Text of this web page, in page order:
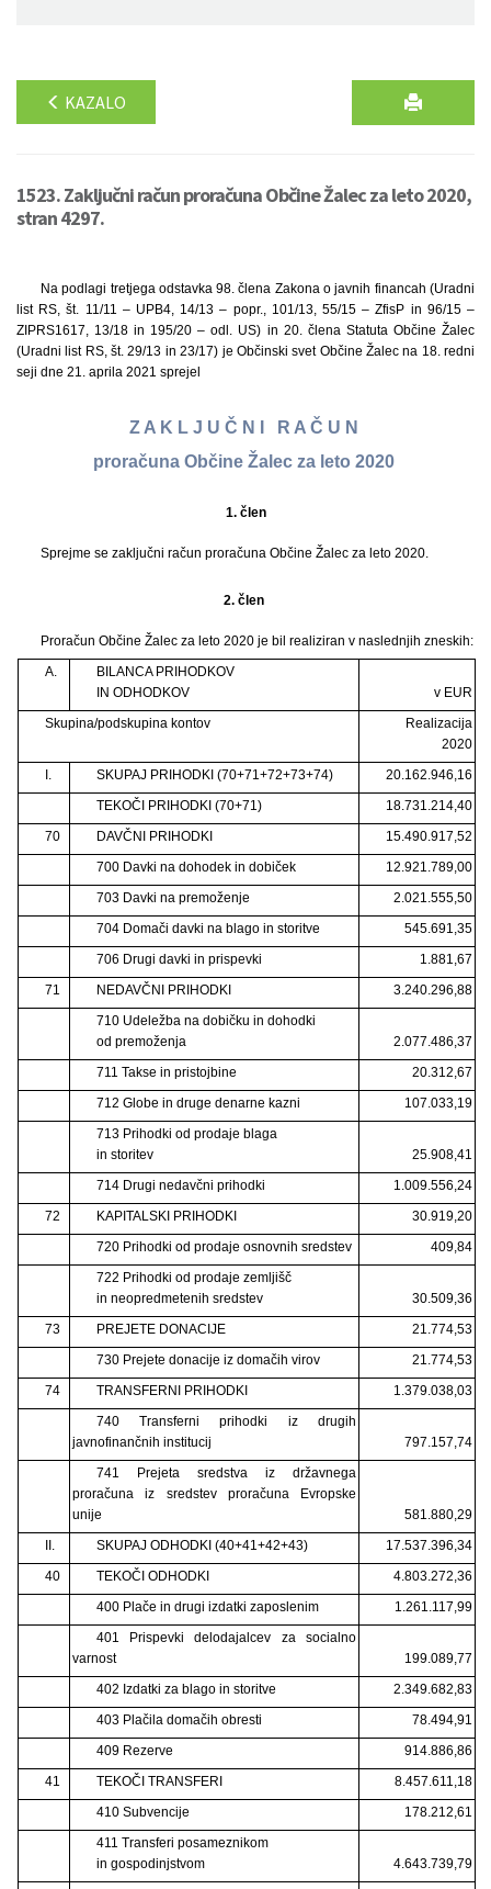
KAZALO
1523. Zaključni račun proračuna Občine Žalec za leto 2020,
stran 4297.
Na podlagi tretjega odstavka 98. člena Zakona o javnih financah (Uradni
list RS, št. 11/11 – UPB4, 14/13 – popr., 101/13, 55/15 – ZfisP in 96/15 –
ZIPRS1617, 13/18 in 195/20 – odl. US) in 20. člena Statuta Občine Žalec
(Uradni list RS, št. 29/13 in 23/17) je Občinski svet Občine Žalec na 18. redni
seji dne 21. aprila 2021 sprejel
Z A K L J U Č N I R A Č U N
proračuna Občine Žalec za leto 2020
1. člen
Sprejme se zaključni račun proračuna Občine Žalec za leto 2020.
2. člen
Proračun Občine Žalec za leto 2020 je bil realiziran v naslednjih zneskih:
A.
BILANCA PRIHODKOV
IN ODHODKOV
v EUR
Skupina/podskupina kontov
Realizacija
2020
I.
SKUPAJ PRIHODKI (70+71+72+73+74)
20.162.946,16
TEKOČI PRIHODKI (70+71)
18.731.214,40
70
DAVČNI PRIHODKI
15.490.917,52
700 Davki na dohodek in dobiček
12.921.789,00
703 Davki na premoženje
2.021.555,50
704 Domači davki na blago in storitve
545.691,35
706 Drugi davki in prispevki
1.881,67
71
NEDAVČNI PRIHODKI
3.240.296,88
710 Udeležba na dobičku in dohodki
od premoženja
2.077.486,37
711 Takse in pristojbine
20.312,67
712 Globe in druge denarne kazni
107.033,19
713 Prihodki od prodaje blaga
in storitev
25.908,41
714 Drugi nedavčni prihodki
1.009.556,24
72
KAPITALSKI PRIHODKI
30.919,20
720 Prihodki od prodaje osnovnih sredstev
409,84
722 Prihodki od prodaje zemljišč
in neopredmetenih sredstev
30.509,36
73
PREJETE DONACIJE
21.774,53
730 Prejete donacije iz domačih virov
21.774,53
74
TRANSFERNI PRIHODKI
1.379.038,03
740 Transferni prihodki iz drugih
javnofinančnih institucij
797.157,74
741 Prejeta sredstva iz državnega
proračuna iz sredstev proračuna Evropske
unije
581.880,29
II.
SKUPAJ ODHODKI (40+41+42+43)
17.537.396,34
40
TEKOČI ODHODKI
4.803.272,36
400 Plače in drugi izdatki zaposlenim
1.261.117,99
401 Prispevki delodajalcev za socialno
varnost
199.089,77
402 Izdatki za blago in storitve
2.349.682,83
403 Plačila domačih obresti
78.494,91
409 Rezerve
914.886,86
41
TEKOČI TRANSFERI
8.457.611,18
410 Subvencije
178.212,61
411 Transferi posameznikom
in gospodinjstvom
4.643.739,79